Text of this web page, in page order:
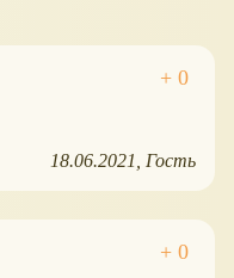
18.06.2021
Гость